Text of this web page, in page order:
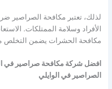
لذلك، تعتبر مكافحة الصراصير
الأفراد وسلامة الممتلكات.
مكافحة الحشرات يضمن التخلص
افضل شركة مكافحة صراصير في
الصراصير في الوايلي